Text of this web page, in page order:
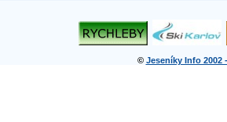
© Jeseníky Info 2002